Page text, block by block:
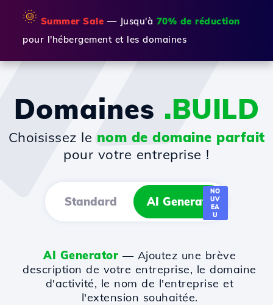
🌞 Summer Sale — Jusqu'à 70% de réduction
pour l'hébergement et les domaines
Domaines .BUILD
Choisissez le nom de domaine parfait
pour votre entreprise !
Standard AI Generator
NO
UV
EA
U
AI Generator — Ajoutez une brève
description de votre entreprise, le domaine
d'activité, le nom de l'entreprise et
l'extension souhaitée.